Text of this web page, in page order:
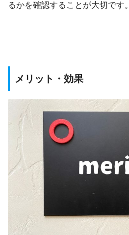
るかを確認することが大切です。
メリット・効果